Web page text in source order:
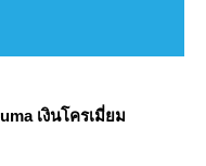
เงินโครเมี่ยม